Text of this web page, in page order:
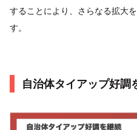
することにより、さらなる拡大
す。
自治体タイアップ好調